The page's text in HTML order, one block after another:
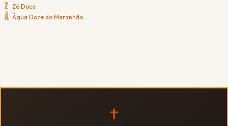
Z Zé Doca
Á Água Doce do Maranhão
✝